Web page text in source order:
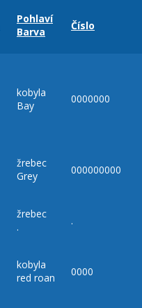
Pohlaví
Barva
Číslo
kobyla
Bay
0000000
žrebec
Grey
000000000
žrebec
.
.
kobyla
red roan
0000